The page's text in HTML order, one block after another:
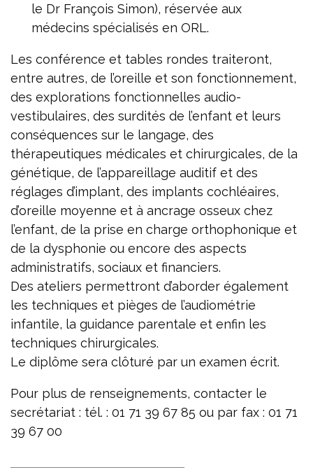
le Dr François Simon), réservée aux
médecins spécialisés en ORL.
Les conférence et tables rondes traiteront,
entre autres, de l’oreille et son fonctionnement,
des explorations fonctionnelles audio-
vestibulaires, des surdités de l’enfant et leurs
conséquences sur le langage, des
thérapeutiques médicales et chirurgicales, de la
génétique, de l’appareillage auditif et des
réglages d’implant, des implants cochléaires,
d’oreille moyenne et à ancrage osseux chez
l’enfant, de la prise en charge orthophonique et
de la dysphonie ou encore des aspects
administratifs, sociaux et financiers.
Des ateliers permettront d’aborder également
les techniques et pièges de l’audiométrie
infantile, la guidance parentale et enfin les
techniques chirurgicales.
Le diplôme sera clôturé par un examen écrit.
Pour plus de renseignements, contacter le
secrétariat : tél. : 01 71 39 67 85 ou par fax : 01 71
39 67 00